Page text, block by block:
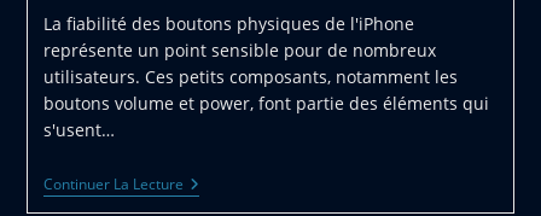
La fiabilité des boutons physiques de l'iPhone
représente un point sensible pour de nombreux
utilisateurs. Ces petits composants, notamment les
boutons volume et power, font partie des éléments qui
s'usent…
Continuer La LectureReparation
IPhone